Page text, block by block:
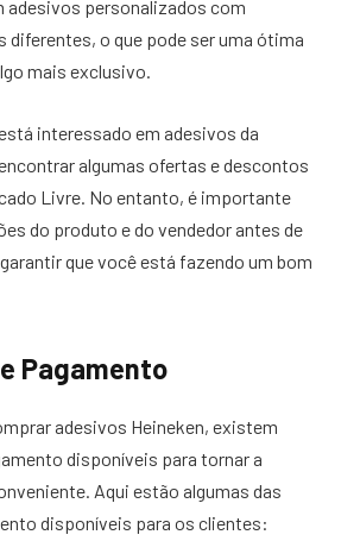
adesivos personalizados com
diferentes, o que pode ser uma ótima
mais exclusivo.
interessado em adesivos da
algumas ofertas e descontos
Livre. No entanto, é importante
do produto e do vendedor antes de
que você está fazendo um bom
Pagamento
adesivos Heineken, existem
disponíveis para tornar a
Aqui estão algumas das
disponíveis para os clientes: